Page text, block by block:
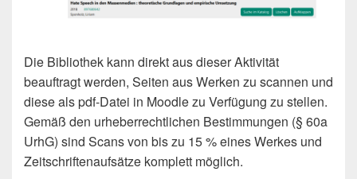
Die Bibliothek kann direkt aus dieser Aktivität
beauftragt werden, Seiten aus Werken zu scannen und
diese als pdf-Datei in Moodle zu Verfügung zu stellen.
Gemäß den urheberrechtlichen Bestimmungen (§ 60a
UrhG) sind Scans von bis zu 15 % eines Werkes und
Zeitschriftenaufsätze komplett möglich.